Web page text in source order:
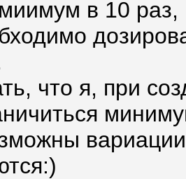
в 10 раз,
что я, при